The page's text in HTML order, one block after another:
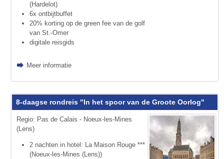
(Hardelot)
6x ontbijtbuffet
20% korting op de green fee van de golf
van St.-Omer
digitale reisgids
Meer informatie
8-daagse rondreis "In het spoor van de Groote Oorlog"
Regio: Pas de Calais - Noeux-les-Mines
(Lens)
2 nachten in hotel: La Maison Rouge ***
(Noeux-les-Mines (Lens))